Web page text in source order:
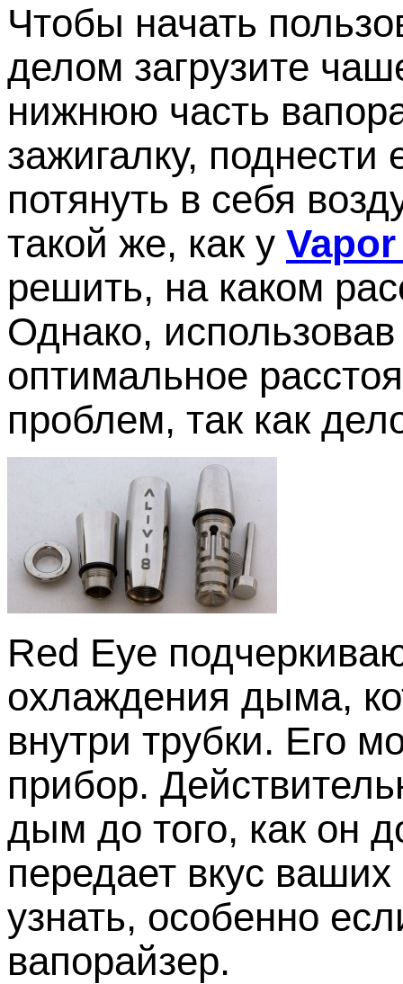
Чтобы начать
делом загрузите
нижнюю часть
зажигалку,
потянуть в себя
такой же, как у
решить, на каком
Однако,
оптимальное
проблем, так как
Red Eye
охлаждения дыма,
внутри трубки. Его
прибор.
дым до того, как он
передает вкус
узнать, особенно
вапорайзер.